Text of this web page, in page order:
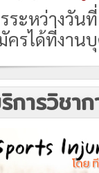
ระหว่างวัน
ครได้ที่งาน
การวิชา